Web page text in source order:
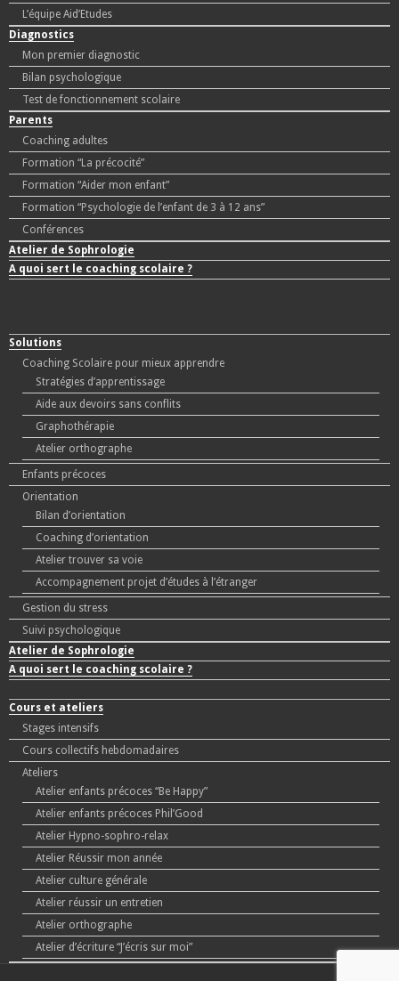
L’équipe Aid’Etudes
Diagnostics
Mon premier diagnostic
Bilan psychologique
Test de fonctionnement scolaire
Parents
Coaching adultes
Formation “La précocité”
Formation “Aider mon enfant”
Formation “Psychologie de l’enfant de 3 à 12 ans”
Conférences
Atelier de Sophrologie
A quoi sert le coaching scolaire ?
Solutions
Coaching Scolaire pour mieux apprendre
Stratégies d’apprentissage
Aide aux devoirs sans conflits
Graphothérapie
Atelier orthographe
Enfants précoces
Orientation
Bilan d’orientation
Coaching d’orientation
Atelier trouver sa voie
Accompagnement projet d’études à l’étranger
Gestion du stress
Suivi psychologique
Atelier de Sophrologie
A quoi sert le coaching scolaire ?
Cours et ateliers
Stages intensifs
Cours collectifs hebdomadaires
Ateliers
Atelier enfants précoces “Be Happy”
Atelier enfants précoces Phil’Good
Atelier Hypno-sophro-relax
Atelier Réussir mon année
Atelier culture générale
Atelier réussir un entretien
Atelier orthographe
Atelier d’écriture “J’écris sur moi”